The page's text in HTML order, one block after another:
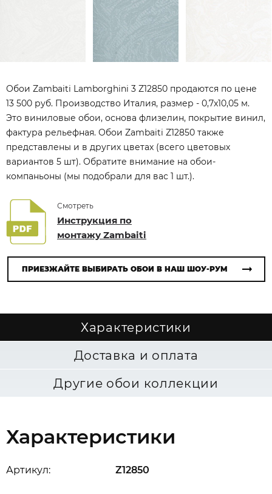
Обои Zambaiti Lamborghini 3 Z12850 продаются по цене
13 500 руб. Производство Италия, размер - 0,7x10,05 м.
Это виниловые обои, основа флизелин, покрытие винил,
фактура рельефная. Обои Zambaiti Z12850 также
представлены и в других цветах (всего цветовых
вариантов 5 шт). Обратите внимание на обои-
компаньоны (мы подобрали для вас 1 шт.).
Смотреть
Инструкция по
монтажу Zambaiti
ПРИЕЗЖАЙТЕ ВЫБИРАТЬ ОБОИ В НАШ ШОУ-РУМ
Характеристики
Доставка и оплата
Другие обои коллекции
Характеристики
Артикул: Z12850